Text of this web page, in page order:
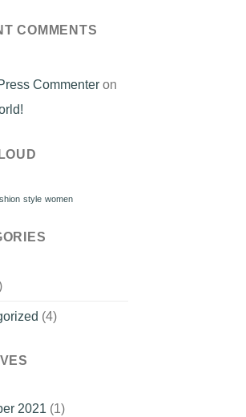
COMMENTS
Commenteron
style women
(4)
2021 (1)